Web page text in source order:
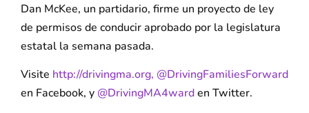
Dan McKee, un partidario, firme un proyecto de ley
de permisos de conducir aprobado por la legislatura
estatal la semana pasada.
Visite http://drivingma.org, @DrivingFamiliesForward
en Facebook, y @DrivingMA4warden Twitter.